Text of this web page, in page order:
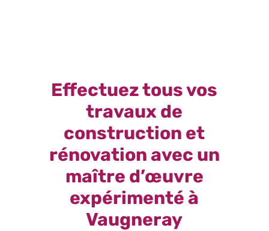
Effectuez tous vos
travaux de
construction et
rénovation avec un
maître d’œuvre
expérimenté à
Vaugneray